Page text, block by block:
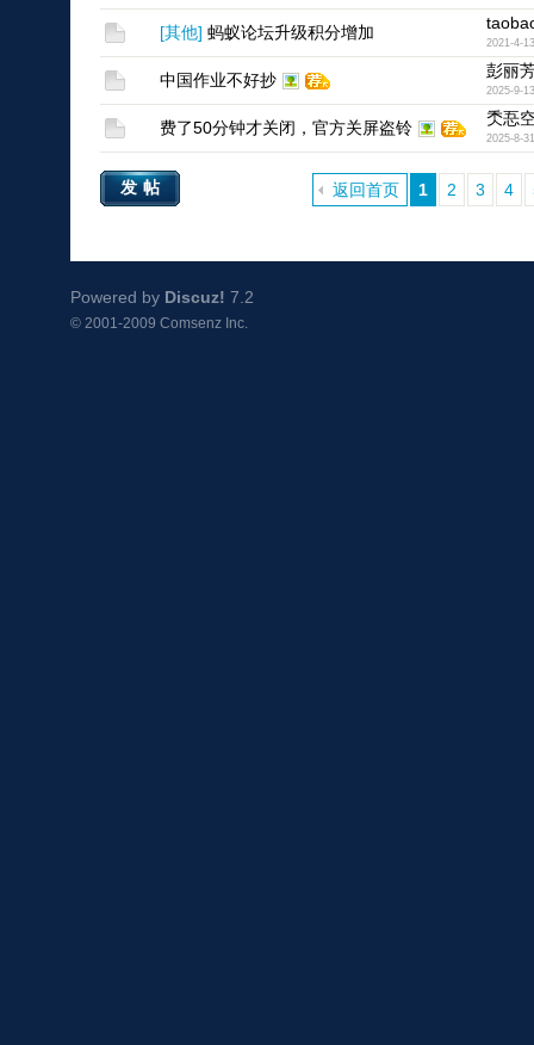
[其他] 蚂蚁论坛升级积分增加
2021-4-13
中国作业不好抄 彭丽
2025-9-13
费了50分钟才关闭，官方关屏盗铃 秂忢
2025-8-31
1 2 3 4
返回首页
发帖
Powered by Discuz! 7.2
© 2001-2009 Comsenz Inc.